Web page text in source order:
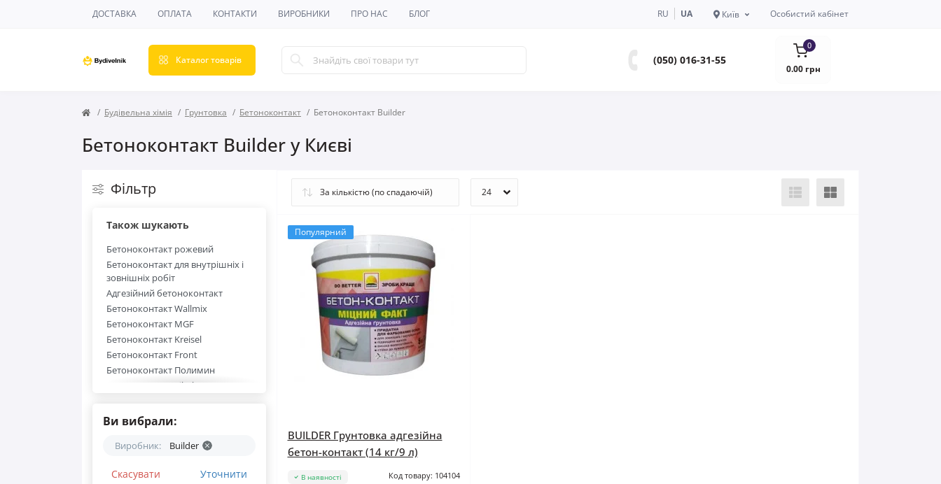
ДОСТАВКА ОПЛАТА КОНТАКТИ ВИРОБНИКИ ПРО НАС БЛОГ RU UA Київ Особистий кабінет
Каталог товарів (050) 016-31-55
0
0.00 грн
Будівельна хімія Грунтовка Бетоноконтакт Бетоноконтакт Builder
Бетоноконтакт Builder у Києві
Фільтр
Також шукають
Бетоноконтакт рожевий
Бетоноконтакт для внутрішніх і
зовнішніх робіт
Адгезійний бетоноконтакт
Бетоноконтакт Wallmix
Бетоноконтакт МGF
Бетоноконтакт Kreisel
Бетоноконтакт Front
Бетоноконтакт Полимин
Бетоноконтакт Siltek
Бетоноконтакт Ceresit
Бетоноконтакт Builder
Бетоноконтакт Anserglob
Ви вибрали:
Виробник: Builder
Скасувати Уточнити
Популярний
BUILDER Грунтовка адгезійна
бетон-контакт (14 кг/9 л)
В наявності Код товару: 104104